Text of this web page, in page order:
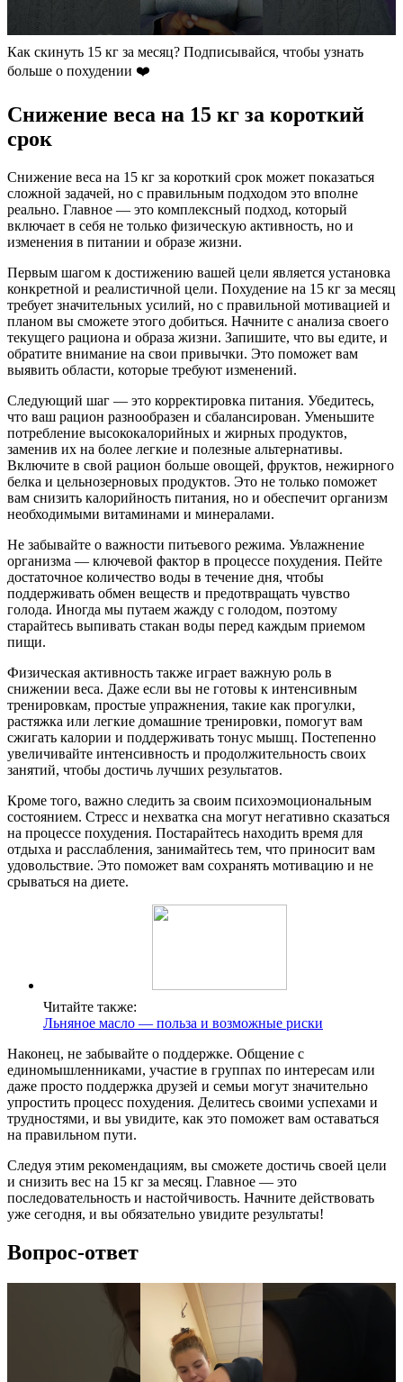
Как скинуть 15 кг за месяц? Подписывайся, чтобы узнать
больше о похудении ❤️
Снижение веса на 15 кг за короткий
срок
Снижение веса на 15 кг за короткий срок может показаться
сложной задачей, но с правильным подходом это вполне
реально. Главное — это комплексный подход, который
включает в себя не только физическую активность, но и
изменения в питании и образе жизни.
Первым шагом к достижению вашей цели является установка
конкретной и реалистичной цели. Похудение на 15 кг за месяц
требует значительных усилий, но с правильной мотивацией и
планом вы сможете этого добиться. Начните с анализа своего
текущего рациона и образа жизни. Запишите, что вы едите, и
обратите внимание на свои привычки. Это поможет вам
выявить области, которые требуют изменений.
Следующий шаг — это корректировка питания. Убедитесь,
что ваш рацион разнообразен и сбалансирован. Уменьшите
потребление высококалорийных и жирных продуктов,
заменив их на более легкие и полезные альтернативы.
Включите в свой рацион больше овощей, фруктов, нежирного
белка и цельнозерновых продуктов. Это не только поможет
вам снизить калорийность питания, но и обеспечит организм
необходимыми витаминами и минералами.
Не забывайте о важности питьевого режима. Увлажнение
организма — ключевой фактор в процессе похудения. Пейте
достаточное количество воды в течение дня, чтобы
поддерживать обмен веществ и предотвращать чувство
голода. Иногда мы путаем жажду с голодом, поэтому
старайтесь выпивать стакан воды перед каждым приемом
пищи.
Физическая активность также играет важную роль в
снижении веса. Даже если вы не готовы к интенсивным
тренировкам, простые упражнения, такие как прогулки,
растяжка или легкие домашние тренировки, помогут вам
сжигать калории и поддерживать тонус мышц. Постепенно
увеличивайте интенсивность и продолжительность своих
занятий, чтобы достичь лучших результатов.
Кроме того, важно следить за своим психоэмоциональным
состоянием. Стресс и нехватка сна могут негативно сказаться
на процессе похудения. Постарайтесь находить время для
отдыха и расслабления, занимайтесь тем, что приносит вам
удовольствие. Это поможет вам сохранять мотивацию и не
срываться на диете.
Читайте также:
Льняное масло — польза и возможные риски
Наконец, не забывайте о поддержке. Общение с
единомышленниками, участие в группах по интересам или
даже просто поддержка друзей и семьи могут значительно
упростить процесс похудения. Делитесь своими успехами и
трудностями, и вы увидите, как это поможет вам оставаться
на правильном пути.
Следуя этим рекомендациям, вы сможете достичь своей цели
и снизить вес на 15 кг за месяц. Главное — это
последовательность и настойчивость. Начните действовать
уже сегодня, и вы обязательно увидите результаты!
Вопрос-ответ